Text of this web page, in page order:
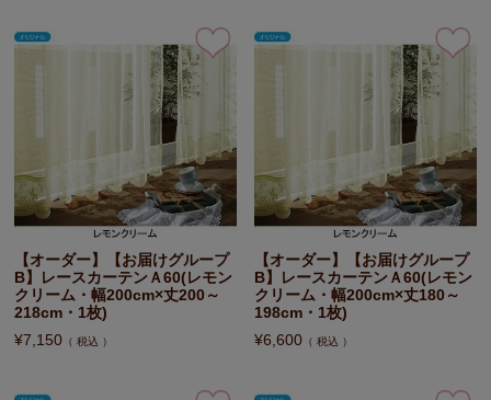
【オーダー】【お届けグループ
B】レースカーテンＡ60(レモン
クリーム・幅200cm×丈200～
218cm・1枚)
¥7,150 税込
【オーダー】【お届けグループ
B】レースカーテンＡ60(レモン
クリーム・幅200cm×丈180～
198cm・1枚)
¥6,600 税込